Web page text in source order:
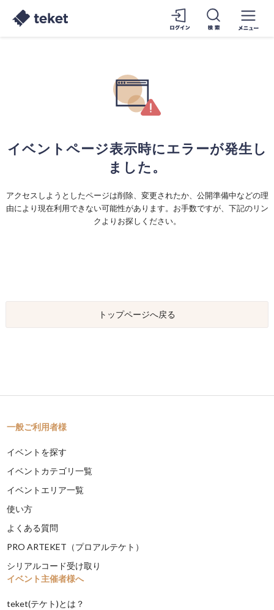
イベントページ表示時にエラーが発生し
ました。
アクセスしようとしたページは削除、変更されたか、公開準備中などの理
由により現在利用できない可能性があります。お手数ですが、下記のリン
クよりお探しください。
トップページへ戻る
一般ご利用者様
イベントを探す
イベントカテゴリ一覧
イベントエリア一覧
使い方
よくある質問
PRO ARTEKET（プロアルテケト）
シリアルコード受け取り
イベント主催者様へ
teket(テケト)とは？